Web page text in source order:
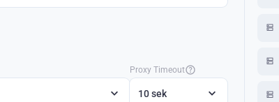
Proxy Timeout
10 sek